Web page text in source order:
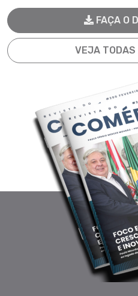
FAÇA O
VEJA TODAS